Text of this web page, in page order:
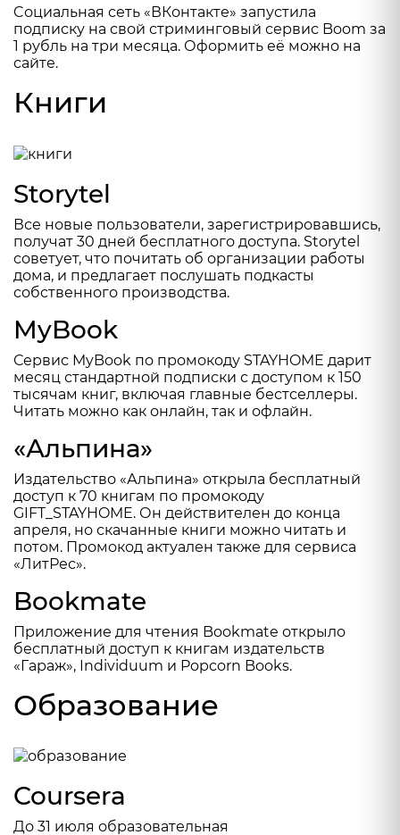
Cоциальная сеть «ВКонтакте» запустила
подписку на свой стриминговый сервис Boom за
1 рубль на три месяца. Оформить её можно на
сайте.
Книги
Storytel
Все новые пользователи, зарегистрировавшись,
получат 30 дней бесплатного доступа. Storytel
советует, что почитать об организации работы
дома, и предлагает послушать подкасты
собственного производства.
MyBook
Сервис MyBook по промокоду STAYHOME дарит
месяц стандартной подписки с доступом к 150
тысячам книг, включая главные бестселлеры.
Читать можно как онлайн, так и офлайн.
«Альпина»
Издательство «Альпина» открыла бесплатный
доступ к 70 книгам по промокоду
GIFT_STAYHOME. Он действителен до конца
апреля, но скачанные книги можно читать и
потом. Промокод актуален также для сервиса
«ЛитРес».
Bookmate
Приложение для чтения Bookmate открыло
бесплатный доступ к книгам издательств
«Гараж», Individuum и Popcorn Books.
Образование
Coursera
До 31 июля образовательная